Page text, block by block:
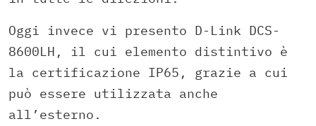
Oggi invece vi presento D-Link DCS-
8600LH, il cui elemento distintivo è
la certificazione IP65, grazie a cui
può essere utilizzata anche
all’esterno.